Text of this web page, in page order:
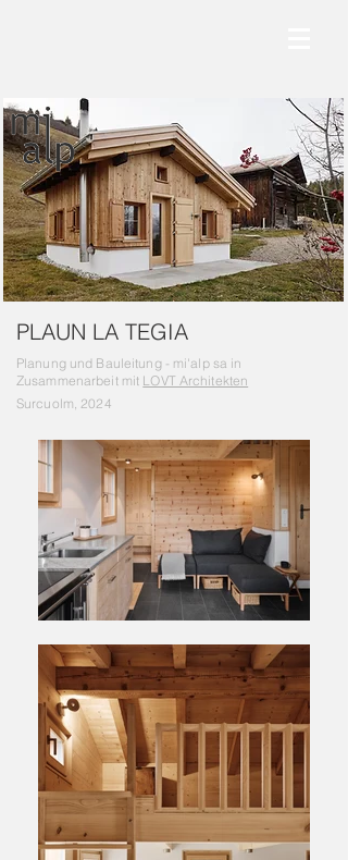
PLAUN LA TEGIA
Surcuolm, 2024
Planung und Bauleitung - mi'alp sa in
Zusammenarbeit mit LOVT Architekten